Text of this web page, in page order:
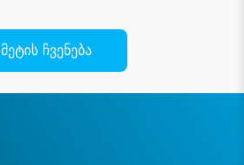
მეტის ჩვენება